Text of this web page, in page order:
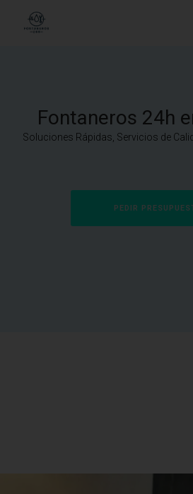
Fontaneros 24h
Soluciones Rápidas, Servicios de
PEDIR